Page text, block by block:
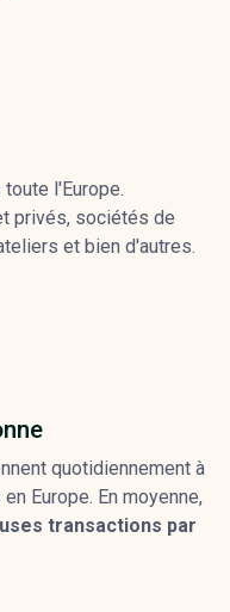
toute l'Europe.
privés, sociétés de
et bien d'autres.
quotidiennement à
Europe. En moyenne,
transactions par